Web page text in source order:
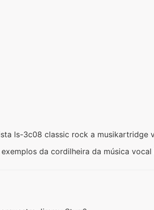
ls-3c08 classic rock a musikartridge
da cordilheira da música vocal